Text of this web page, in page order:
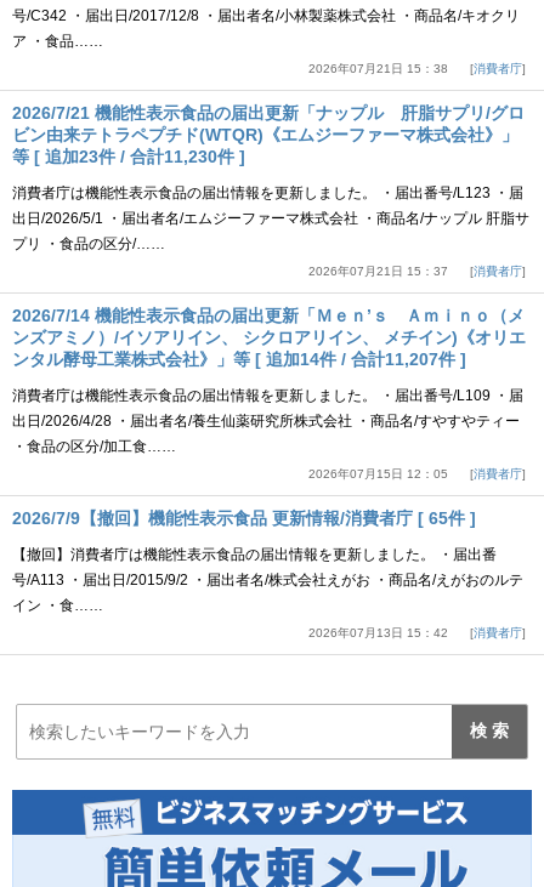
号/C342 ・届出日/2017/12/8 ・届出者名/小林製薬株式会社 ・商品名/キオクリ
ア ・食品……
2026年07月21日 15：38 消費者庁
2026/7/21 機能性表示食品の届出更新「ナップル 肝脂サプリ/グロ
ビン由来テトラペプチド(WTQR)《エムジーファーマ株式会社》」
等 [ 追加23件 / 合計11,230件 ]
消費者庁は機能性表示食品の届出情報を更新しました。 ・届出番号/L123 ・届
出日/2026/5/1 ・届出者名/エムジーファーマ株式会社 ・商品名/ナップル 肝脂サ
プリ ・食品の区分/……
2026年07月21日 15：37 消費者庁
2026/7/14 機能性表示食品の届出更新「Ｍｅｎ’ｓ Ａｍｉｎｏ（メ
ンズアミノ）/イソアリイン、 シクロアリイン、 メチイン)《オリエ
ンタル酵母工業株式会社》」等 [ 追加14件 / 合計11,207件 ]
消費者庁は機能性表示食品の届出情報を更新しました。 ・届出番号/L109 ・届
出日/2026/4/28 ・届出者名/養生仙薬研究所株式会社 ・商品名/すやすやティー
・食品の区分/加工食……
2026年07月15日 12：05 消費者庁
2026/7/9【撤回】機能性表示食品 更新情報/消費者庁 [ 65件 ]
【撤回】消費者庁は機能性表示食品の届出情報を更新しました。 ・届出番
号/A113 ・届出日/2015/9/2 ・届出者名/株式会社えがお ・商品名/えがおのルテ
イン ・食……
2026年07月13日 15：42 消費者庁